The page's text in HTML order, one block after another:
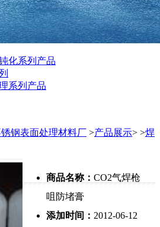
化系列产品
系列产品
钢表面处理材料厂 >产品展示> >焊
商品名称： CO2气焊枪
咀防堵膏
添加时间： 2012-06-12